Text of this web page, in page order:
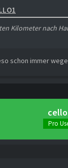
Kilometer nach
schon immer
Pro